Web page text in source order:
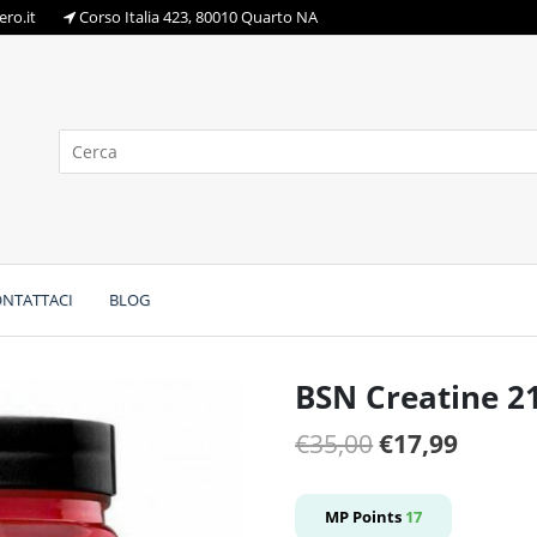
Corso Italia 423, 80010 Quarto NA
BLOG
BSN Creatine
€35,00Il
originale
€17,99Il
MP Points 17